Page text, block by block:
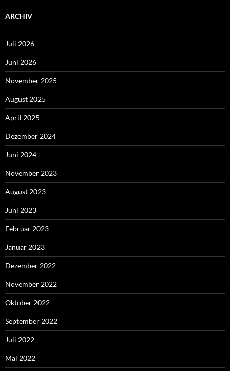
ARCHIV
Juli 2026
Juni 2026
November 2025
August 2025
April 2025
Dezember 2024
Juni 2024
November 2023
August 2023
Juni 2023
Februar 2023
Januar 2023
Dezember 2022
November 2022
Oktober 2022
September 2022
Juli 2022
Mai 2022